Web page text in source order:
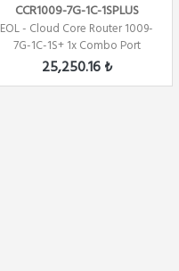
CCR1009-7G-1C-1SPLUS
EOL - Cloud Core Router 1009-
7G-1C-1S+ 1x Combo Port
,7xGbit LAN ,...
25,250.16 ₺